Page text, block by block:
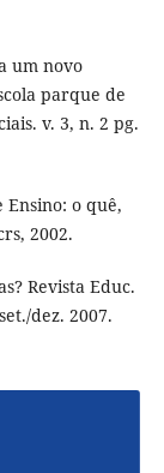
um novo
parque de
v. 3, n. 2 pg.
Ensino: o quê,
2002.
Revista Educ.
dez. 2007.